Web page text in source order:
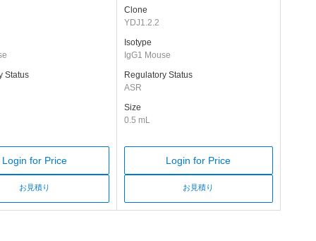
Status
Login for Price
お見積り
Clone
YDJ1.2.2
Isotype
IgG1 Mouse
Regulatory Status
ASR
Size
0.5 mL
Login for Price
お見積り